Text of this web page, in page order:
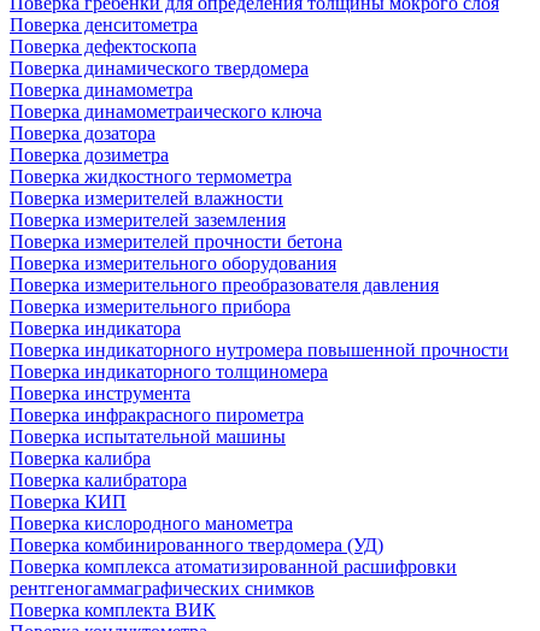
Поверка денситометра
Поверка дефектоскопа
Поверка динамического твердомера
Поверка динамометра
Поверка динамометраического ключа
Поверка дозатора
Поверка дозиметра
Поверка жидкостного термометра
Поверка измерителей влажности
Поверка измерителей заземления
Поверка измерителей прочности бетона
Поверка измерительного оборудования
Поверка измерительного преобразователя давления
Поверка измерительного прибора
Поверка индикатора
Поверка индикаторного нутромера повышенной прочности
Поверка индикаторного толщиномера
Поверка инструмента
Поверка инфракрасного пирометра
Поверка испытательной машины
Поверка калибра
Поверка калибратора
Поверка КИП
Поверка кислородного манометра
Поверка комбинированного твердомера (УД)
Поверка комплекса атоматизированной расшифровки
рентгеногаммаграфических снимков
Поверка комплекта ВИК